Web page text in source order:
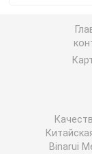
Добавки
Binarui